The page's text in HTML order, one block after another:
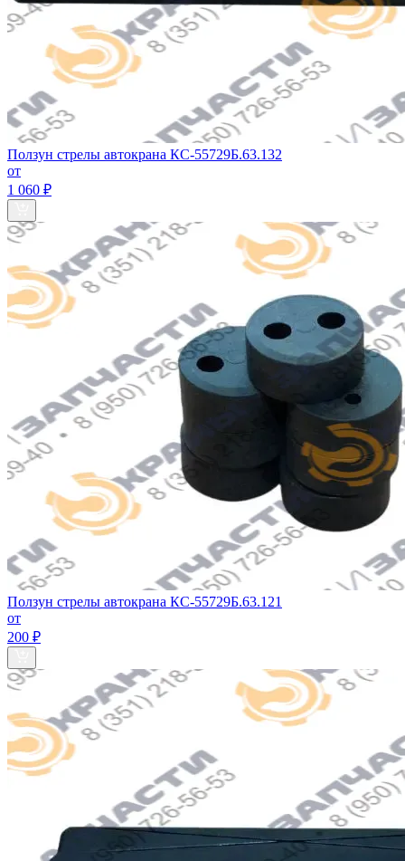
Ползун стрелы автокрана КС-55729Б.63.132
от
1 060 ₽
Ползун стрелы автокрана КС-55729Б.63.121
от
200 ₽